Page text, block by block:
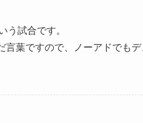
う試合です。
葉ですので、ノーアドでもデ